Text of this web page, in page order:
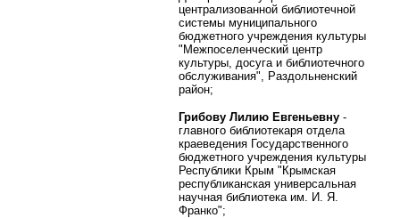
централизованной библиотечной
системы муниципального
бюджетного учреждения культуры
"Межпоселенческий центр
культуры, досуга и библиотечного
обслуживания", Раздольненский
район;
Грибову Лилию Евгеньевну -
главного библиотекаря отдела
краеведения Государственного
бюджетного учреждения культуры
Республики Крым "Крымская
республиканская универсальная
научная библиотека им. И. Я.
Франко";